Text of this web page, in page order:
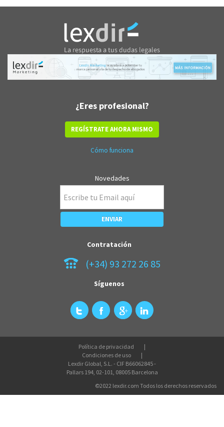
¿Eres profesional?
REGÍSTRATE AHORA MISMO
Cómo funciona
Novedades
Contratación
(+34) 93 272 26 85
Síguenos
Política de privacidad
Condiciones de uso
Lexdir Global, S.L. - CIF B66062845 -
Pallars 194, 02-101, 08005 Barcelona
©2022 lexdir.com Todos los derechos reservados